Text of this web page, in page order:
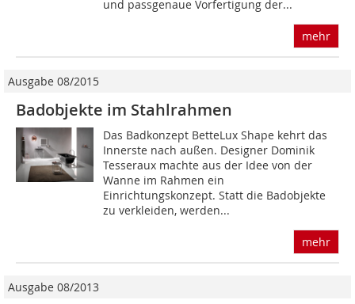
und passgenaue Vorfertigung der...
mehr
Ausgabe 08/2015
Badobjekte im Stahlrahmen
Das Badkonzept BetteLux Shape kehrt das
Innerste nach außen. Designer Dominik
Tesseraux machte aus der Idee von der
Wanne im Rahmen ein
Einrichtungskonzept. Statt die Badobjekte
zu verkleiden, werden...
mehr
Ausgabe 08/2013